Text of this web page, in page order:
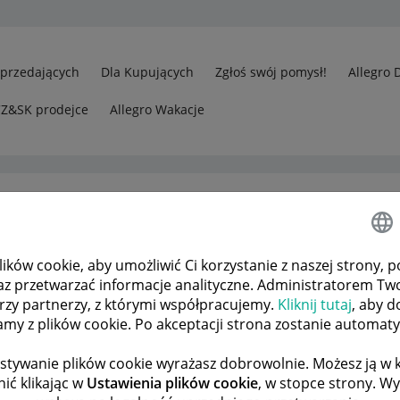
cookie, aby umożliwić Ci korzystanie z naszej strony,
przetwarzać informacje analityczne. Administratorem
partnerzy, z którymi współpracujemy. Kliknij tutaj, aby
z plików cookie. Po akceptacji strona zostanie
plików cookie wyrażasz dobrowolnie. Możesz ją w
klikając wUstawienia plików cookie, w stopce strony.
Dla Kupujących Zgłoś swój pomysł! Allegro
prodejce Allegro Wakacje
Lokalnie
podstawnie i prubuje mnie oszukać inny członek
POPRZEDNIA NASTĘPNA